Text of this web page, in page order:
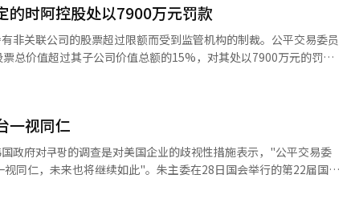
修订案，使用相同营业标识的所有加盟
平交易委员会注册。考虑到将加入比例要求降低至10%，公平当
型加盟总部的负担，同时确保店主团体的实际协商机会。 店主
更注册申请书。此外，他们可以就加盟合同的记载事项及广告、促
相同主题的协商。对于不同的协商主题，60天内也限制协商请
总部进行合理协商提供途
改善交易条件。同时，明确店主团体的注册条件及协商程序，公平
的担忧。 公平交易委员会表示：“为制定此次
谈和座谈会。”并表示：“在立法和行政公告期间，将对收到的意
的时阿控股处以7900万元罚款
非关联公司的股票超过限额而受到监管机构的制裁。公平交易委员
总价值超过其子公司价值总额的15%，对其处以7900万元的罚
特种砖的朝鲜内火和高尔夫球场华顺CC等。根据公平交易法，控股
，因此获得了两年的宽限期。然而，时阿控股在2023年12月收
在2024年8月又收购了科尔特的股票（15.16%），违反了行为限
联公司股票以符合限额，但在两个月后的2024年11月又收购了其
，直到去年1月因股票价值下跌才解决了法律违规问题。公平交易
且违规时间不短。因此，对克里影业的违规处以2600万元罚款，对
一视同仁
政府对쿠팡的调查是对美国企业的歧视性措施表示，"公平交易委
视同仁，未来也将继续如此"。朱主委在28日国会举行的第22届国会
关的案件，公平交易委员会早在去年的个人信息泄露事件之前就